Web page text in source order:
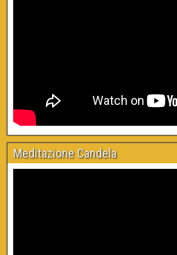
Meditazione Candela